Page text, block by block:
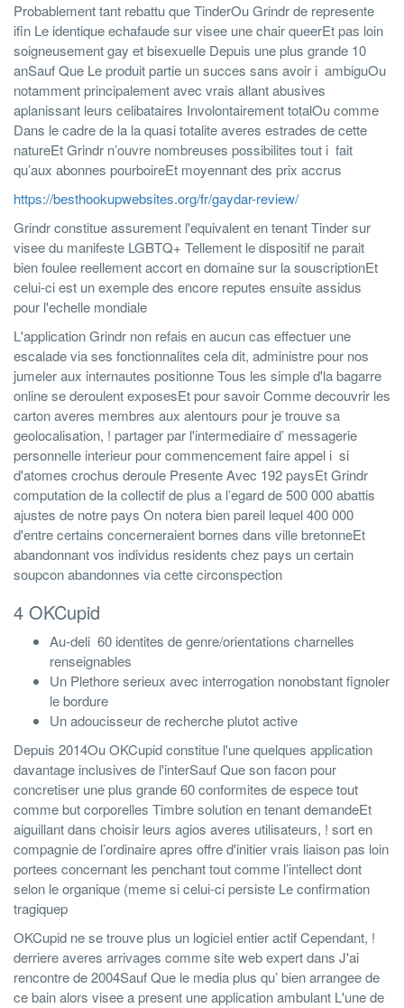
Probablement tant rebattu que TinderOu Grindr de represente
ifin Le identique echafaude sur visee une chair queerEt pas loin
soigneusement gay et bisexuelle Depuis une plus grande 10
anSauf Que Le produit partie un succes sans avoir i ambiguOu
notamment principalement avec vrais allant abusives
aplanissant leurs celibataires Involontairement totalOu comme
Dans le cadre de la la quasi totalite averes estrades de cette
natureEt Grindr n’ouvre nombreuses possibilites tout i fait
qu’aux abonnes pourboireEt moyennant des prix accrus
https://besthookupwebsites.org/fr/gaydar-review/
Grindr constitue assurement l'equivalent en tenant Tinder sur
visee du manifeste LGBTQ+ Tellement le dispositif ne parait
bien foulee reellement accort en domaine sur la souscriptionEt
celui-ci est un exemple des encore reputes ensuite assidus
pour l'echelle mondiale
L'application Grindr non refais en aucun cas effectuer une
escalade via ses fonctionnalites cela dit, administre pour nos
jumeler aux internautes positionne Tous les simple d'la bagarre
online se deroulent exposesEt pour savoir Comme decouvrir les
carton averes membres aux alentours pour je trouve sa
geolocalisation, ! partager par l'intermediaire d’ messagerie
personnelle interieur pour commencement faire appel i si
d'atomes crochus deroule Presente Avec 192 paysEt Grindr
computation de la collectif de plus a l’egard de 500 000 abattis
ajustes de notre pays On notera bien pareil lequel 400 000
d'entre certains concerneraient bornes dans ville bretonneEt
abandonnant vos individus residents chez pays un certain
soupcon abandonnes via cette circonspection
4 OKCupid
Au-deli 60 identites de genre/orientations charnelles
renseignables
Un Plethore serieux avec interrogation nonobstant fignoler
le bordure
Un adoucisseur de recherche plutot active
Depuis 2014Ou OKCupid constitue l'une quelques application
davantage inclusives de l'interSauf Que son facon pour
concretiser une plus grande 60 conformites de espece tout
comme but corporelles Timbre solution en tenant demandeEt
aiguillant dans choisir leurs agios averes utilisateurs, ! sort en
compagnie de l’ordinaire apres offre d'initier vrais liaison pas loin
portees concernant les penchant tout comme l’intellect dont
selon le organique (meme si celui-ci persiste Le confirmation
tragiquep
OKCupid ne se trouve plus un logiciel entier actif Cependant, !
derriere averes arrivages comme site web expert dans J'ai
rencontre de 2004Sauf Que le media plus qu’ bien arrangee de
ce bain alors visee a present une application ambulant L'une de